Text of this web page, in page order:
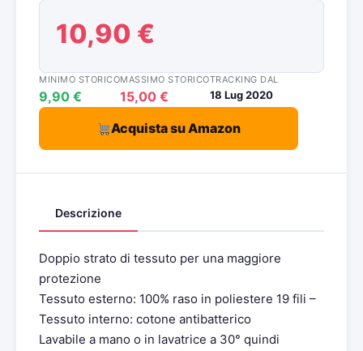
10,90 €
MINIMO STORICO
9,90 €
MASSIMO STORICO
15,00 €
TRACKING DAL
18 Lug 2020
Acquista su Amazon
Descrizione
Doppio strato di tessuto per una maggiore
protezione
Tessuto esterno: 100% raso in poliestere 19 fili –
Tessuto interno: cotone antibatterico
Lavabile a mano o in lavatrice a 30° quindi